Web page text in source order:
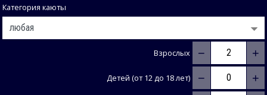
Категория каюты
Взрослых − +
Детей (от 12 до 18 лет) − +